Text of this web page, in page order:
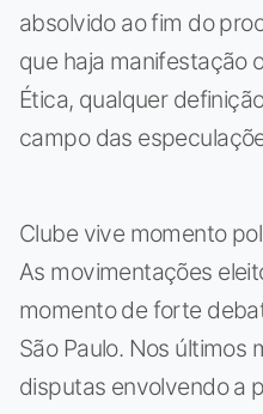
absolvido ao fim do
que haja manifestação
Ética, qualquer
campo das
Clube vive momento
As movimentações
momento de forte
São Paulo. Nos últimos
disputas envolvendo a